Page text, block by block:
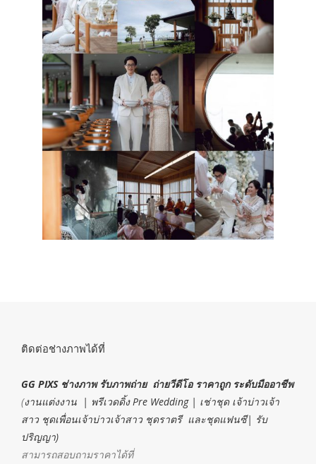
ติดต่อช่างภาพได้ที่
GG PIXS ช่างภาพ รับภาพถ่าย ถ่ายวีดีโอ ราคาถูก ระดับมืออาชีพ
(งานแต่งงาน | พรีเวดดิ้ง Pre Wedding | เช่าชุด เจ้าบ่าวเจ้า
สาว ชุดเพื่อนเจ้าบ่าวเจ้าสาว ชุดราตรี และชุดแฟนซี| รับ
ปริญญา)
สามารถสอบถามราคาได้ที่